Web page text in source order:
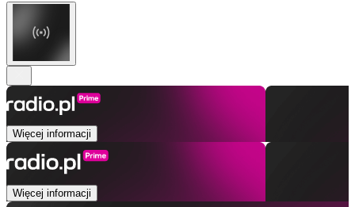
Więcej informacji
Więcej informacji